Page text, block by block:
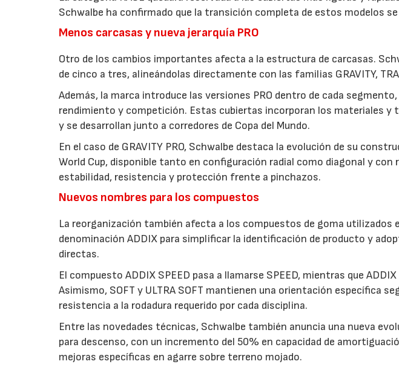
Schwalbe ha confirmado que la transición completa de estos modelos
Menos carcasas y nueva jerarquía PRO
Otro de los cambios importantes afecta a la estructura de carcasas.
de cinco a tres, alineándolas directamente con las familias GRAVITY,
Además, la marca introduce las versiones PRO dentro de cada
rendimiento y competición. Estas cubiertas incorporan los materiales y
y se desarrollan junto a corredores de Copa del Mundo.
En el caso de GRAVITY PRO, Schwalbe destaca la evolución de su
World Cup, disponible tanto en configuración radial como diagonal y
estabilidad, resistencia y protección frente a pinchazos.
Nuevos nombres para los compuestos
La reorganización también afecta a los compuestos de goma utilizados
denominación ADDIX para simplificar la identificación de producto y
directas.
El compuesto ADDIX SPEED pasa a llamarse SPEED, mientras que
Asimismo, SOFT y ULTRA SOFT mantienen una orientación específica
resistencia a la rodadura requerido por cada disciplina.
Entre las novedades técnicas, Schwalbe también anuncia una nueva
para descenso, con un incremento del 50% en capacidad de
mejoras específicas en agarre sobre terreno mojado.